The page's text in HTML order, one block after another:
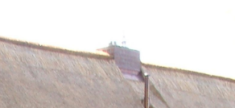
旅行)-エミレーツ航空利用
旅)